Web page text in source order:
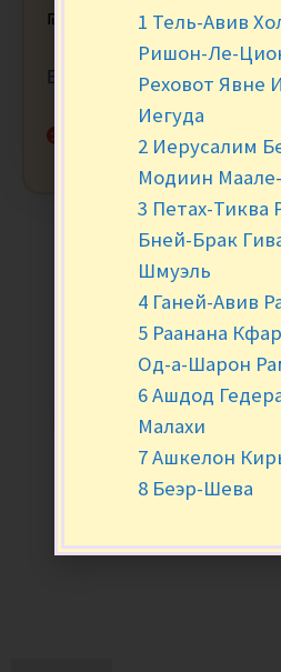
₪ за шт.
Вес в упаковке ≈ 300 гр.
Нет в наличии
1 Тель-Авив
Ришон-Ле-
Реховот Явне
Иегуда
2 Иерусалим
Модиин
3 Петах-Тиква
Бней-Брак
Шмуэль
4 Ганей-Авив
5 Раанана
Од-а-Шарон
6 Ашдод
Малахи
7 Ашкелон
8 Беэр-Шева